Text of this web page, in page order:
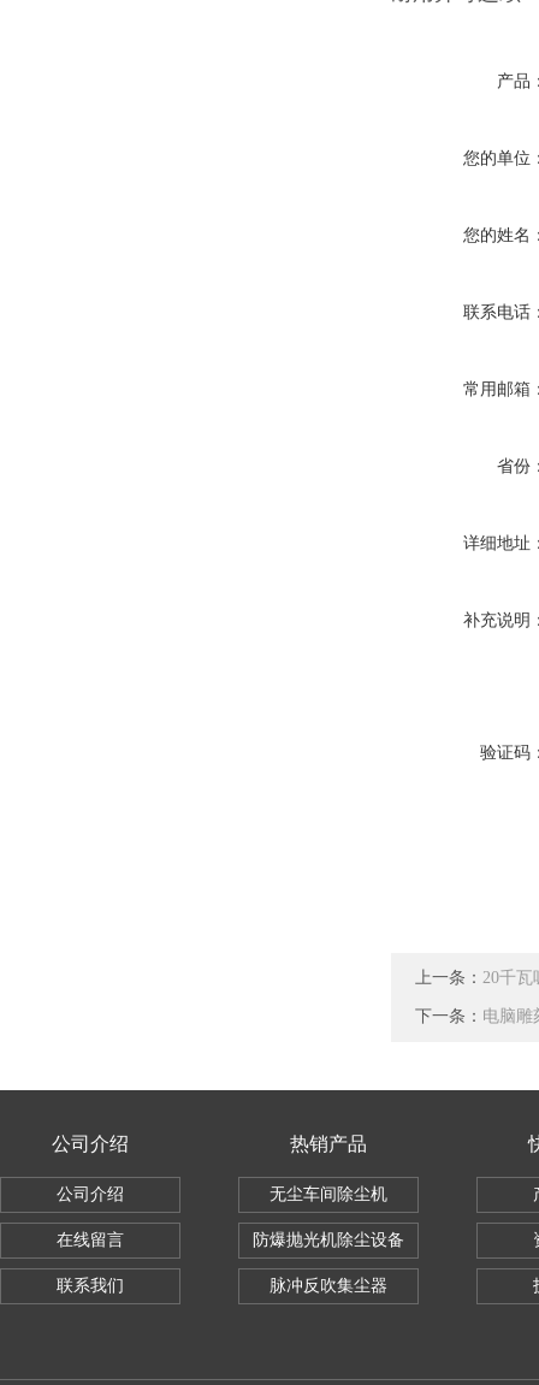
产品
您的单位
您的姓名
联系电话
常用邮箱
省份
详细地址
补充说明
验证码
上一条： 20千瓦
下一条： 电脑雕
公司介绍
公司介绍
在线留言
联系我们
热销产品
无尘车间除尘机
防爆抛光机除尘设备
脉冲反吹集尘器